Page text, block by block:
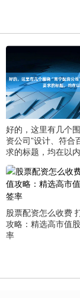
好的，这里有几个
资公司”设计、符合
求的标题，均在以内
股票配资怎么收费
攻略：精选高市值
率